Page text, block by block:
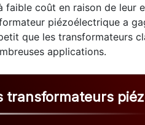
faible coût en raison de leur
piézoélectrique a
que les transformateurs
applications.
transformateurs